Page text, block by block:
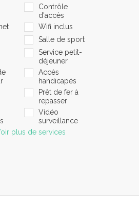
Contrôle
d'accès
Wifi inclus
Salle de sport
Service petit-
déjeuner
Accès
handicapés
Prêt de fer à
repasser
Vidéo
surveillance
plus de services